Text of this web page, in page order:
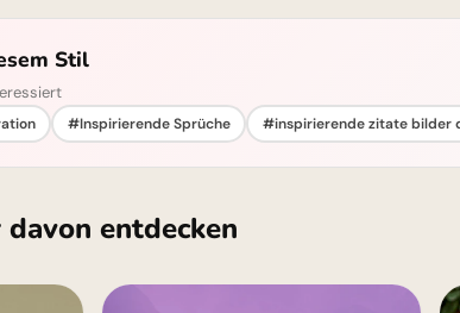
Stil
#Inspirierende Sprüche #inspirierende zitate bilder
davon entdecken